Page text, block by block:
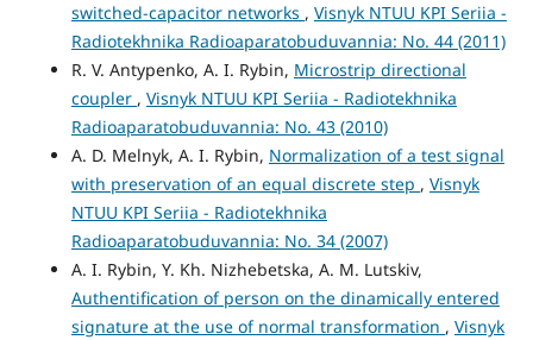
switched-capacitor networks , Visnyk NTUU KPI Seriia -
Radiotekhnika Radioaparatobuduvannia: No. 44 (2011)
R. V. Antypenko, A. I. Rybin, Microstrip directional
coupler , Visnyk NTUU KPI Seriia - Radiotekhnika
Radioaparatobuduvannia: No. 43 (2010)
A. D. Melnyk, A. I. Rybin, Normalization of a test signal
with preservation of an equal discrete step , Visnyk
NTUU KPI Seriia - Radiotekhnika
Radioaparatobuduvannia: No. 34 (2007)
A. I. Rybin, Y. Kh. Nizhebetska, A. M. Lutskiv,
Authentification of person on the dinamically entered
signature at the use of normal transformation , Visnyk